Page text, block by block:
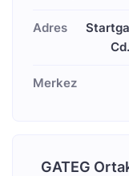
Adres
Merkez
GATEG